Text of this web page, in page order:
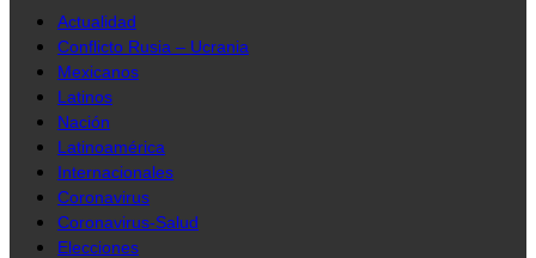
Actualidad
Conflicto Rusia – Ucrania
Mexicanos
Latinos
Nación
Latinoamérica
Internacionales
Coronavirus
Coronavirus-Salud
Elecciones